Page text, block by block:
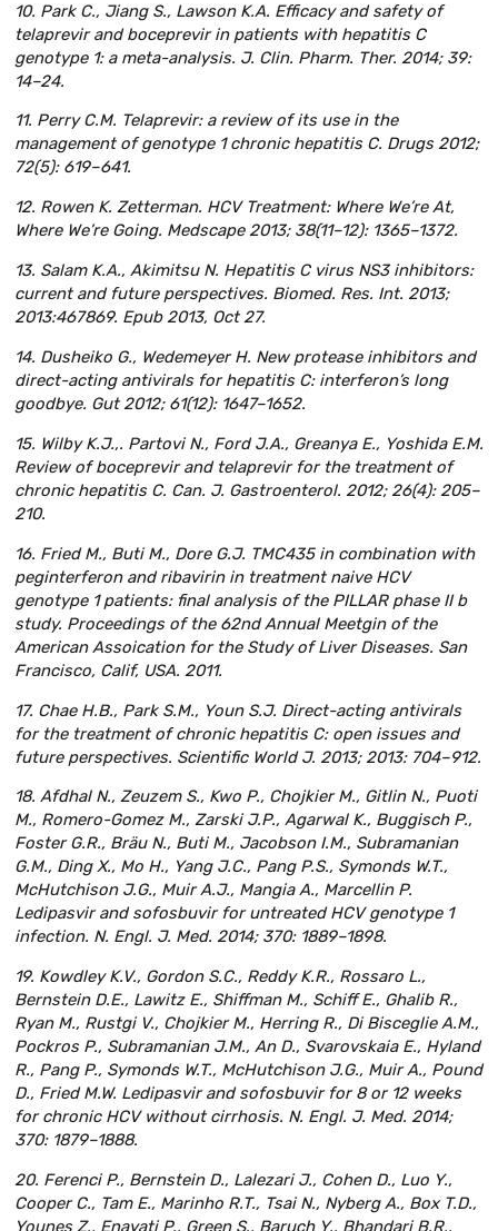
10. Park C., Jiang S., Lawson K.A. Efficacy and safety of
telaprevir and boceprevir in patients with hepatitis C
genotype 1: a meta-analysis. J. Clin. Pharm. Ther. 2014; 39:
14–24.
11. Perry C.M. Telaprevir: a review of its use in the
management of genotype 1 chronic hepatitis C. Drugs 2012;
72(5): 619–641.
12. Rowen K. Zetterman. HCV Treatment: Where We’re At,
Where We’re Going. Medscape 2013; 38(11–12): 1365–1372.
13. Salam K.A., Akimitsu N. Hepatitis C virus NS3 inhibitors:
current and future perspectives. Biomed. Res. Int. 2013;
2013:467869. Epub 2013, Oct 27.
14. Dusheiko G., Wedemeyer H. New protease inhibitors and
direct-acting antivirals for hepatitis C: interferon’s long
goodbye. Gut 2012; 61(12): 1647–1652.
15. Wilby K.J.,. Partovi N., Ford J.A., Greanya E., Yoshida E.M.
Review of boceprevir and telaprevir for the treatment of
chronic hepatitis C. Can. J. Gastroenterol. 2012; 26(4): 205–
210.
16. Fried M., Buti M., Dore G.J. TMC435 in combination with
peginterferon and ribavirin in treatment naive HCV
genotype 1 patients: final analysis of the PILLAR phase II b
study. Proceedings of the 62nd Annual Meetgin of the
American Assoication for the Study of Liver Diseases. San
Francisco, Calif, USA. 2011.
17. Chae H.B., Park S.M., Youn S.J. Direct-acting antivirals
for the treatment of chronic hepatitis C: open issues and
future perspectives. Scientific World J. 2013; 2013: 704–912.
18. Afdhal N., Zeuzem S., Kwo P., Chojkier M., Gitlin N., Puoti
M., Romero-Gomez M., Zarski J.P., Agarwal K., Buggisch P.,
Foster G.R., Bräu N., Buti M., Jacobson I.M., Subramanian
G.M., Ding X., Mo H., Yang J.C., Pang P.S., Symonds W.T.,
McHutchison J.G., Muir A.J., Mangia A., Marcellin P.
Ledipasvir and sofosbuvir for untreated HCV genotype 1
infection. N. Engl. J. Med. 2014; 370: 1889–1898.
19. Kowdley K.V., Gordon S.C., Reddy K.R., Rossaro L.,
Bernstein D.E., Lawitz E., Shiffman M., Schiff E., Ghalib R.,
Ryan M., Rustgi V., Chojkier M., Herring R., Di Bisceglie A.M.,
Pockros P., Subramanian J.M., An D., Svarovskaia E., Hyland
R., Pang P., Symonds W.T., McHutchison J.G., Muir A., Pound
D., Fried M.W. Ledipasvir and sofosbuvir for 8 or 12 weeks
for chronic HCV without cirrhosis. N. Engl. J. Med. 2014;
370: 1879–1888.
20. Ferenci P., Bernstein D., Lalezari J., Cohen D., Luo Y.,
Cooper C., Tam E., Marinho R.T., Tsai N., Nyberg A., Box T.D.,
Younes Z., Enayati P., Green S., Baruch Y., Bhandari B.R.,